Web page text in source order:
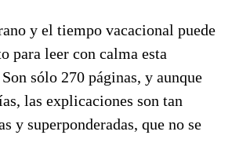
y el tiempo vacacional puede
para leer con calma esta
sólo 270 páginas, y aunque
las explicaciones son tan
y superponderadas, que no se